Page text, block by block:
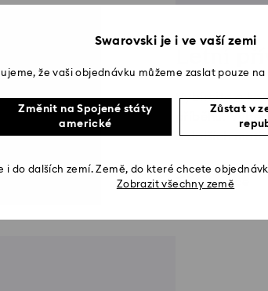
Vybírejte a
příběhu.
a dalších
Zjistěte více
z 18k zlata
Swarovski je i ve vaší zemi
že vaši objednávku můžeme zaslat pouze
Změnit na Spojené státy
americké
Zůstat v
i do dalších zemí. Země, do které chcete
Zobrazit všechny země